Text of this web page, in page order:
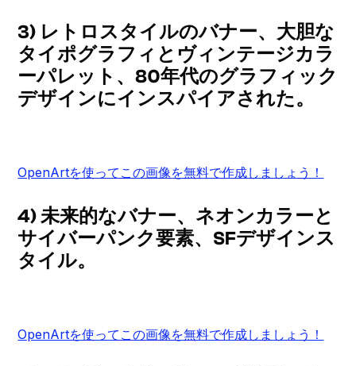
3) レトロスタイルのバナー、大胆な
タイポグラフィとヴィンテージカラ
ーパレット、80年代のグラフィック
デザインにインスパイアされた。
OpenArtを使ってこの画像を無料で作成しましょう！
4) 未来的なバナー、ネオンカラーと
サイバーパンク要素、SFデザインス
タイル。
OpenArtを使ってこの画像を無料で作成しましょう！